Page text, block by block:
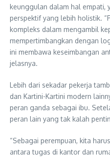
keunggulan dalam hal empati,
perspektif yang lebih holistik.
kompleks dalam mengambil
mempertimbangkan dengan
ini membawa keseimbangan
jelasnya.
Lebih dari sekadar pekerja
dan Kartini-Kartini modern
peran ganda sebagai ibu.
peran lain yang tak kalah
“Sebagai perempuan, kita
antara tugas di kantor dan